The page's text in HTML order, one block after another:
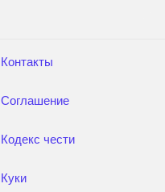
Контакты
Соглашение
Кодекс чести
Куки